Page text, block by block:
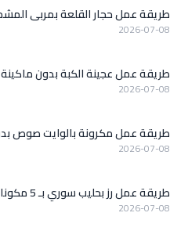
طريقة عمل حجار القلعة بمربى
2026-07-08
طريقة عمل عجينة الكبة بدون ماكينة
2026-07-08
طريقة عمل مكرونة بالوايت صوص
2026-07-08
طريقة عمل رز بحليب سوري بـ 5 مكونات
2026-07-08